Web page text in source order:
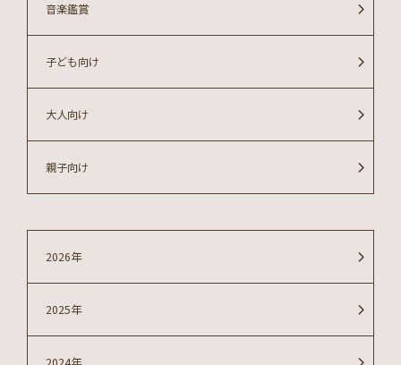
親子向け
大人向け
子ども向け
音楽鑑賞
2026年
2025年